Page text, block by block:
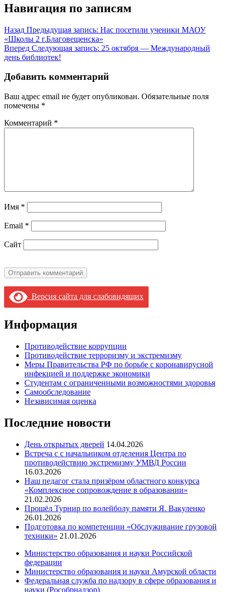
Навигация по записям
Назад Предыдущая запись: Нас посетили ученики МАОУ
«Школы 2 г.Благовещенска»
Вперед Следующая запись: 25 октября — Международный
день библиотек!
Добавить комментарий
Ваш адрес email не будет опубликован. Обязательные поля
помечены *
Комментарий *
Имя *
Email *
Сайт
Версия сайта для слабовидящих
Информация
Противодействие коррупции
Противодействие терроризму и экстремизму
Меры Правительства РФ по борьбе с коронавирусной
инфекцией и поддержке экономики
Студентам с ограниченными возможностями здоровья
Самообследование
Независимая оценка
Последние новости
День открытых дверей 14.04.2026
Встреча с с начальником отделения Центра по
противодействию экстремизму УМВД России
16.03.2026
Наш педагог стала призёром областного конкурса
«Комплексное сопровождение в образовании»
21.02.2026
Прошёл Турнир по волейболу памяти Я. Вакуленко
26.01.2026
Подготовка по компетенции «Обслуживание грузовой
техники» 21.01.2026
Министерство образования и науки Российской
федерации
Министерство образования и науки Амурской области
Федеральная служба по надзору в сфере образования и
науки (Рособрнадзор)